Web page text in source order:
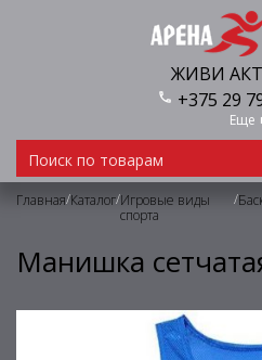
ЖИВИ
+375 29
Еще
Главная/Каталог/Игровые виды
спорта
/
Манишка